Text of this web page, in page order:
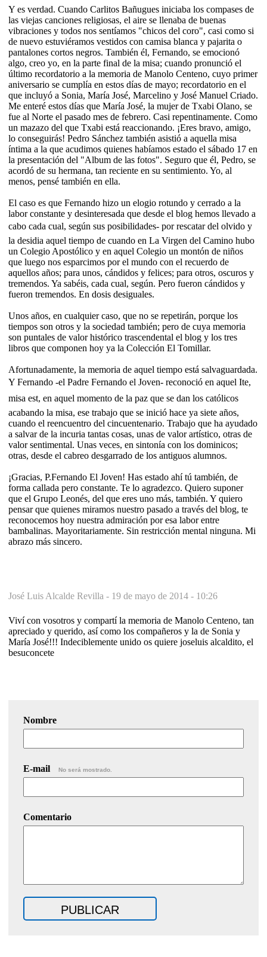
Y es verdad. Cuando Carlitos Bañugues iniciaba los compases de
las viejas canciones religiosas, el aire se llenaba de buenas
vibraciones y todos nos sentíamos "chicos del coro", casi como si
de nuevo estuviéramos vestidos con camisa blanca y pajarita o
pantalones cortos negros. También él, Fernando, se emocionó
algo, creo yo, en la parte final de la misa; cuando pronunció el
último recordatorio a la memoria de Manolo Centeno, cuyo primer
aniversario se cumplía en estos días de mayo; recordatorio en el
que incluyó a Sonia, María José, Marcelino y José Manuel Criado.
Me enteré estos días que María José, la mujer de Txabi Olano, se
fue al Norte el pasado mes de febrero. Casi repentinamente. Como
un mazazo del que Txabi está reaccionando. ¡Eres bravo, amigo,
lo conseguirás! Pedro Sánchez también asistió a aquella misa
íntima a la que acudimos quienes habíamos estado el sábado 17 en
la presentación del "Album de las fotos". Seguro que él, Pedro, se
acordó de su hermana, tan reciente en su sentimiento. Yo, al
menos, pensé también en ella.
El caso es que Fernando hizo un elogio rotundo y cerrado a la
labor constante y desinteresada que desde el blog hemos llevado a
cabo cada cual, según sus posibilidades- por rescatar del olvido y
la desidia aquel tiempo de cuando en La Virgen del Camino hubo
un Colegio Apostólico y en aquel Colegio un montón de niños
que luego nos esparcimos por el mundo con el recuerdo de
aquellos años; para unos, cándidos y felices; para otros, oscuros y
tremendos. Ya sabéis, cada cual, según. Pero fueron cándidos y
fueron tremendos. En dosis desiguales.
Unos años, en cualquier caso, que no se repetirán, porque los
tiempos son otros y la sociedad también; pero de cuya memoria
son puntales de valor histórico trascendental el blog y los tres
libros que componen hoy ya la Colección El Tomillar.
Afortunadamente, la memoria de aquel tiempo está salvaguardada.
Y Fernando -el Padre Fernando el Joven- reconoció en aquel Ite,
misa est, en aquel momento de la paz que se dan los católicos
acabando la misa, ese trabajo que se inició hace ya siete años,
cuando el reencuentro del cincuentenario. Trabajo que ha ayudado
a salvar de la incuria tantas cosas, unas de valor artístico, otras de
valor sentimental. Unas veces, en sintonía con los dominicos;
otras, desde el cabreo desgarrado de los antiguos alumnos.
¡Gracias, P.Fernando El Joven! Has estado ahí tú también, de
forma callada pero constante. Te lo agradezco. Quiero suponer
que el Grupo Leonés, del que eres uno más, también. Y quiero
pensar que quienes miramos nuestro pasado a través del blog, te
reconocemos hoy nuestra admiración por esa labor entre
bambalinas. Mayoritariamente. Sin restricción mental ninguna. Mi
abrazo más sincero.
José Luis Alcalde Revilla - 19 de mayo de 2014 - 10:26
Viví con vosotros y compartí la memoria de Manolo Centeno, tan
apreciado y querido, así como los compañeros y la de Sonia y
María José!!! Indeciblemente unido os quiere joseluis alcaldito, el
besuconcete
Nombre
E-mail No será mostrado.
Comentario